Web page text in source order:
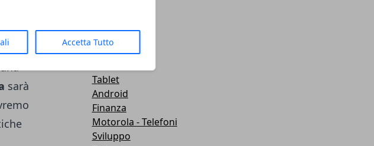
Accetta Tutto
ore di
One
integrato
sarà
Cardboard VR
Firmware
Tablet
Android
Finanza
Motorola - Telefoni
Sviluppo